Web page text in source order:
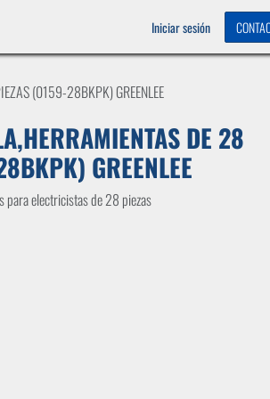
Iniciar sesión
(0159-28BKPK) GREENLEE
DE 28
GREENLEE
para electricistas de 28 piezas